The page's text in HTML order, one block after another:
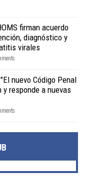
firman acuerdo
diagnóstico y
virales
nuevo Código Penal
responde a nuevas